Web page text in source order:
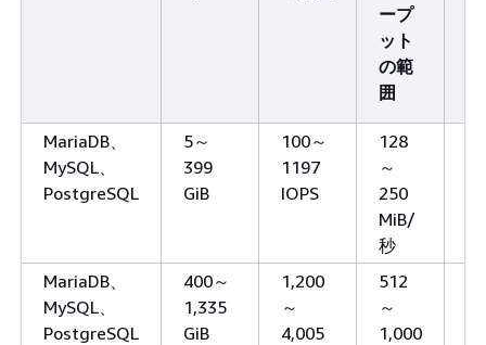
ープ
ット
の範
囲
MariaDB、
MySQL、
PostgreSQL
5～
399
GiB
100～
1197
IOPS
128
～
250
MiB/
秒
MariaDB、
MySQL、
PostgreSQL
400～
1,335
GiB
1,200
～
4,005
512
～
1,000